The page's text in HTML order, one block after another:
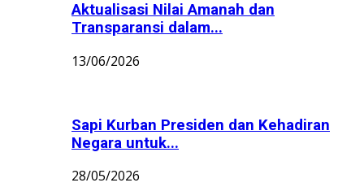
Aktualisasi Nilai Amanah dan
Transparansi dalam...
13/06/2026
Sapi Kurban Presiden dan Kehadiran
Negara untuk...
28/05/2026